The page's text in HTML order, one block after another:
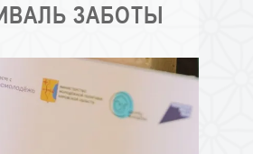
ЗАБОТЫ